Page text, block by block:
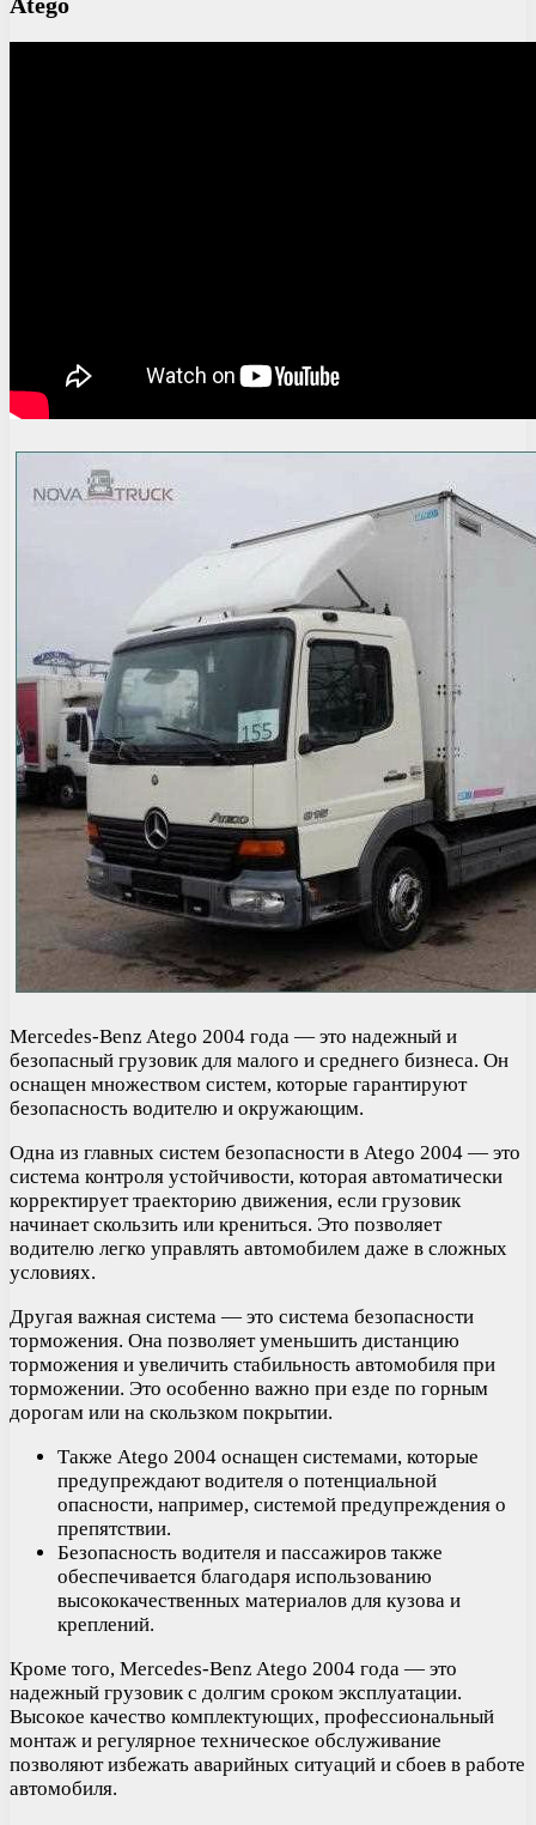
Mercedes-Benz Atego 2004 года — это надежный и
безопасный грузовик для малого и среднего бизнеса. Он
оснащен множеством систем, которые гарантируют
безопасность водителю и окружающим.
Одна из главных систем безопасности в Atego 2004 — это
система контроля устойчивости, которая автоматически
корректирует траекторию движения, если грузовик
начинает скользить или крениться. Это позволяет
водителю легко управлять автомобилем даже в сложных
условиях.
Другая важная система — это система безопасности
торможения. Она позволяет уменьшить дистанцию
торможения и увеличить стабильность автомобиля при
торможении. Это особенно важно при езде по горным
дорогам или на скользком покрытии.
Также Atego 2004 оснащен системами, которые
предупреждают водителя о потенциальной
опасности, например, системой предупреждения о
препятствии.
Безопасность водителя и пассажиров также
обеспечивается благодаря использованию
высококачественных материалов для кузова и
креплений.
Кроме того, Mercedes-Benz Atego 2004 года — это
надежный грузовик с долгим сроком эксплуатации.
Высокое качество комплектующих, профессиональный
монтаж и регулярное техническое обслуживание
позволяют избежать аварийных ситуаций и сбоев в работе
автомобиля.